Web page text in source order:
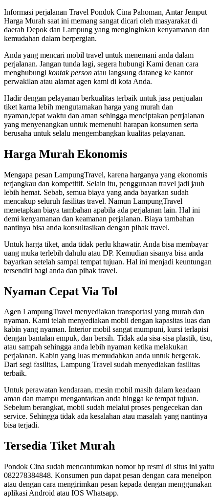
Informasi perjalanan Travel Pondok Cina Pahoman, Antar Jemput
Harga Murah saat ini memang sangat dicari oleh masyarakat di
daerah Depok dan Lampung yang menginginkan kenyamanan dan
kemudahan dalam berpergian.
Anda yang mencari mobil travel untuk menemani anda dalam
perjalanan. Jangan tunda lagi, segera hubungi Kami denan cara
menghubungi kontak person atau langsung dataneg ke kantor
perwakilan atau alamat agen kami di kota Anda.
Hadir dengan pelayanan berkualitas terbaik untuk jasa penjualan
tiket karna lebih mengutamakan harga yang murah dan
nyaman,tepat waktu dan aman sehingga menciptakan perrjalanan
yang menyenangkan untuk memenuhi harapan konsumen serta
berusaha untuk selalu mengembangkan kualitas pelayanan.
Harga Murah Ekonomis
Mengapa pesan LampungTravel, karena harganya yang ekonomis
terjangkau dan kompetitif. Selain itu, penggunaan travel jadi jauh
lebih hemat. Sebab, semua biaya yang anda bayarkan sudah
mencakup seluruh fasilitas travel. Namun LampungTravel
menetapkan biaya tambahan apabila ada perjalanan lain. Hal ini
demi kenyamanan dan keamanan perjalanan. Biaya tambahan
nantinya bisa anda konsultasikan dengan pihak travel.
Untuk harga tiket, anda tidak perlu khawatir. Anda bisa membayar
uang muka terlebih dahulu atau DP. Kemudian sisanya bisa anda
bayarkan setelah sampai tempat tujuan. Hal ini menjadi keuntungan
tersendiri bagi anda dan pihak travel.
Nyaman Cepat Via Tol
Agen LampungTravel menyediakan transportasi yang murah dan
nyaman. Kami telah menyediakan mobil dengan kapasitas luas dan
kabin yang nyaman. Interior mobil sangat mumpuni, kursi terlapisi
dengan bantalan empuk, dan bersih. Tidak ada sisa-sisa plastik, tisu,
atau sampah sehingga anda lebih nyaman ketika melakukan
perjalanan. Kabin yang luas memudahkan anda untuk bergerak.
Dari segi fasilitas, Lampung Travel sudah menyediakan fasilitas
terbaik.
Untuk perawatan kendaraan, mesin mobil masih dalam keadaan
aman dan mampu mengantarkan anda hingga ke tempat tujuan.
Sebelum berangkat, mobil sudah melalui proses pengecekan dan
service. Sehingga tidak ada kesalahan atau masalah yang nantinya
bisa terjadi.
Tersedia Tiket Murah
Pondok Cina sudah mencantumkan nomor hp resmi di situs ini yaitu
082278384848. Konsumen pun dapat pesan dengan cara menelpon
atau dengan cara mengirimkan pesan kepada dengan menggunakan
aplikasi Android atau IOS Whatsapp.